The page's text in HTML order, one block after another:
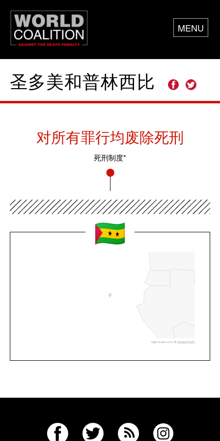
MENU
圣多美和普林西比
对所有罪行均废除死刑
死刑制度*
Highcharts.com © Natural Earth